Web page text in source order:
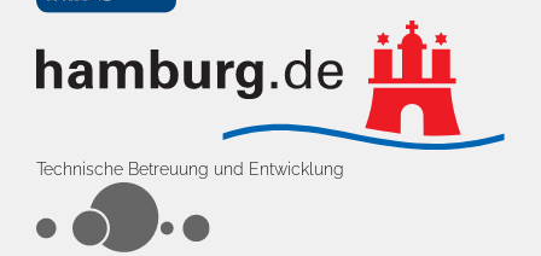
Technische Betreuung und Entwicklung